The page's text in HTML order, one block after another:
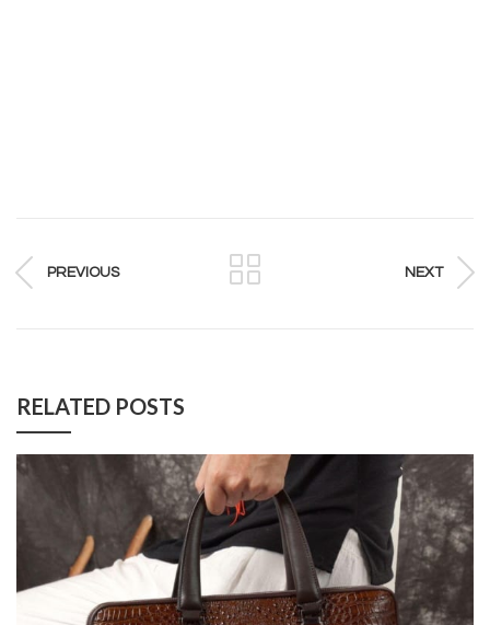
PREVIOUS NEXT
RELATED POSTS